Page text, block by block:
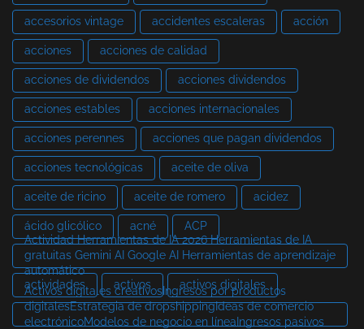
accesorios vintage accidentes escaleras acción
acciones acciones de calidad
acciones de dividendos acciones dividendos
acciones estables acciones internacionales
acciones perennes acciones que pagan dividendos
acciones tecnológicas aceite de oliva
aceite de ricino aceite de romero acidez
ácido glicólico acné
ACP
Actividad Herramientas de IA 2026 Herramientas de IA
gratuitas Gemini AI Google AI Herramientas de aprendizaje
automático
actividades
activos activos digitales
Activos digitales creativosIngresos por productos
digitalesEstrategia de dropshippingIdeas de comercio
electrónicoModelos de negocio en líneaIngresos pasivos